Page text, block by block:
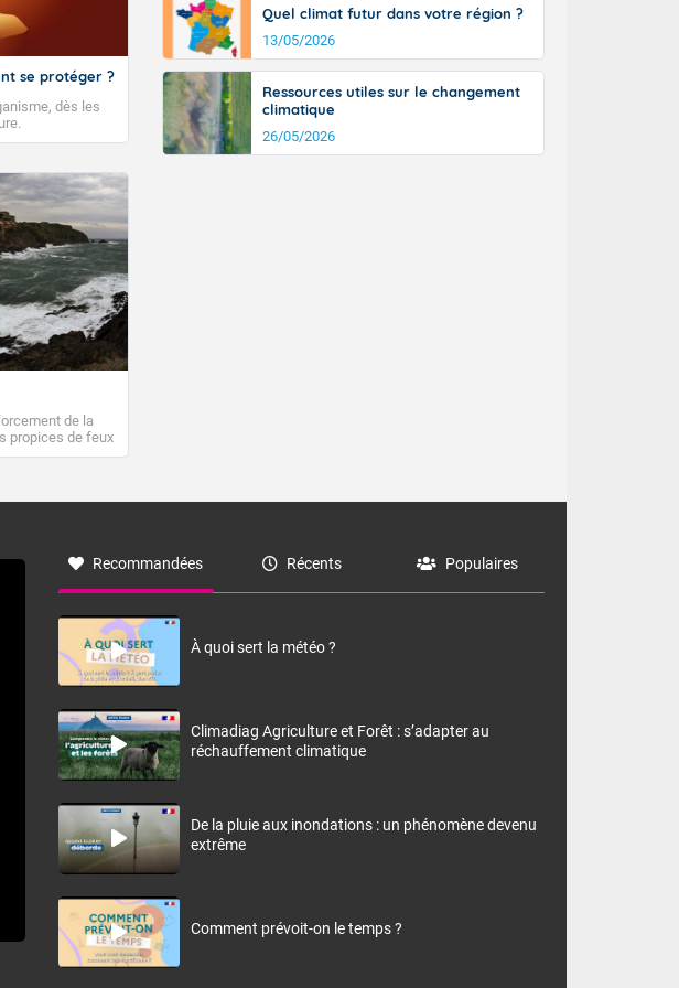
se protéger ?
dès les
de la
propices de feux
? Quelles sont
Roussillon à la
d’où
Quel climat futur dans votre région ?
13/05/2026
Ressources utiles sur le changement
climatique
26/05/2026
Recommandées Récents Populaires
À quoi sert la météo ?
Climadiag Agriculture et Forêt : s’adapter au
réchauffement climatique
De la pluie aux inondations : un phénomène devenu
extrême
Comment prévoit-on le temps ?